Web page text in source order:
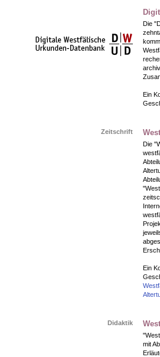
Die
Ein
Zeitschrift
Die
Ein
Didaktik
mit